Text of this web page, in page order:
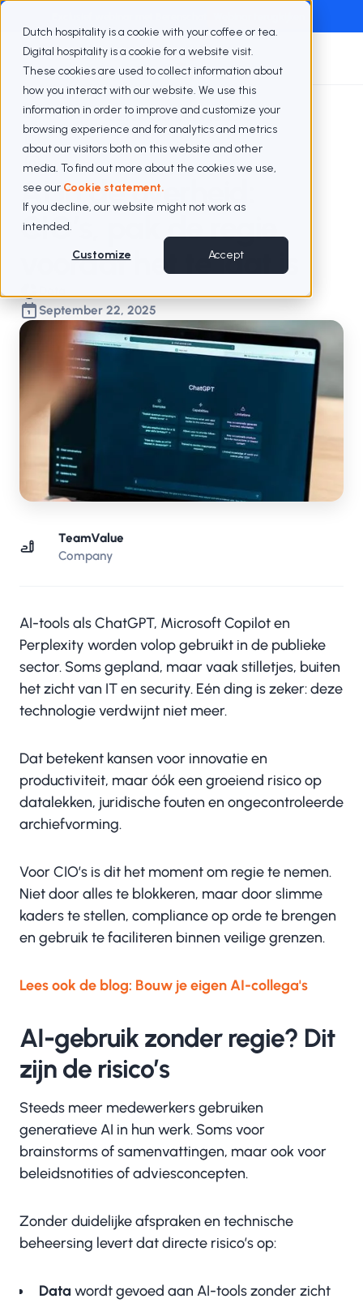
Dutch hospitality is a cookie with your coffee or tea.
Digital hospitality is a cookie for a website visit.
These cookies are used to collect information about
how you interact with our website. We use this
information in order to improve and customize your
browsing experience and for analytics and metrics
about our visitors both on this website and other
media. To find out more about the cookies we use,
see our Cookie statement.
If you decline, our website might not work as
intended.
Customize Accept
Blogs AI en CIO overheidsorganisatie
AI in de overheid:
CIO’s, pak de regie
voordat het te laat is
September 22, 2025
TeamValue
Company
AI-tools als ChatGPT, Microsoft Copilot en
Perplexity worden volop gebruikt in de publieke
sector. Soms gepland, maar vaak stilletjes, buiten
het zicht van IT en security. Eén ding is zeker: deze
technologie verdwijnt niet meer.
Dat betekent kansen voor innovatie en
productiviteit, maar óók een groeiend risico op
datalekken, juridische fouten en ongecontroleerde
archiefvorming.
Voor CIO’s is dit het moment om regie te nemen.
Niet door alles te blokkeren, maar door slimme
kaders te stellen, compliance op orde te brengen
en gebruik te faciliteren binnen veilige grenzen.
Lees ook de blog: Bouw je eigen AI-collega's
AI-gebruik zonder regie? Dit
zijn de risico’s
Steeds meer medewerkers gebruiken
generatieve AI in hun werk. Soms voor
brainstorms of samenvattingen, maar ook voor
beleidsnotities of adviesconcepten.
Zonder duidelijke afspraken en technische
beheersing levert dat directe risico’s op:
Data wordt gevoed aan AI-tools zonder zicht